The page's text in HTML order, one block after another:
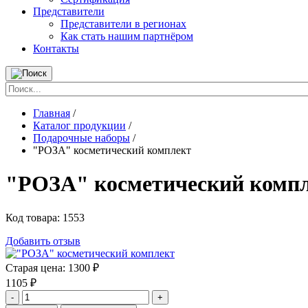
Представители
Представители в регионах
Как стать нашим партнёром
Контакты
Главная /
Каталог продукции /
Подарочные наборы /
"РОЗА" косметический комплект
"РОЗА" косметический
Код товара: 1553
Добавить отзыв
Старая цена: 1300 ₽
1105 ₽
- +